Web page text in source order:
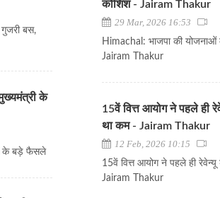
बस,
के
के बड़े फैसले
कोशिश - Jairam Thakur
29 Mar, 2026 16:53
Himachal: भाजपा की योजनाओं
Jairam Thakur
15वें वित्त आयोग ने पहले ही
था कम - Jairam Thakur
12 Feb, 2026 10:15
15वें वित्त आयोग ने पहले ही
Jairam Thakur